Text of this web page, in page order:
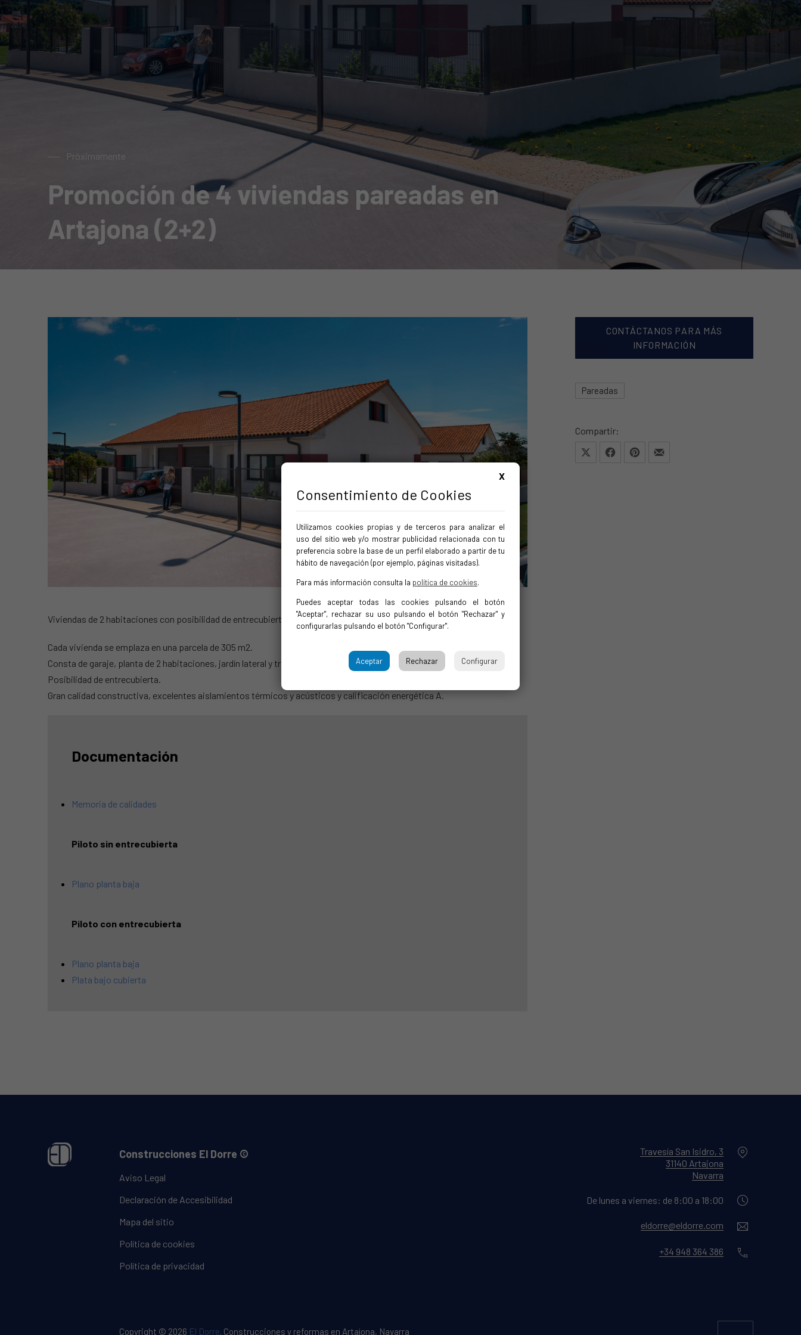
Próximamente
Promoción de 4 viviendas pareadas en
Artajona (2+2)
Viviendas de 2 habitaciones con posibilidad de entrecubierta.
Cada vivienda se emplaza en una parcela de 305 m2.
Consta de garaje, planta de 2 habitaciones, jardín lateral y trasero.
Posibilidad de entrecubierta.
Gran calidad constructiva, excelentes aislamientos térmicos y acústicos y calificación energética A.
Documentación
Memoria de calidades
Piloto sin entrecubierta
Plano planta baja
Piloto con entrecubierta
Plano planta baja
Plata bajo cubierta
CONTÁCTANOS PARA MÁS
INFORMACIÓN
Pareadas
Compartir:
Share on XShare on FacebookShare on Pinterest
Construcciones El Dorre ©
Aviso Legal
Declaración de Accesibilidad
Mapa del sitio
Política de cookies
Política de privacidad
Travesía San Isidro, 3
31140 Artajona
Navarra
De lunes a viernes: de 8:00 a 18:00
eldorre@eldorre.com
+34 948 364 386
Copyright © 2026 El Dorre. Construcciones y reformas en Artajona, Navarra
X
Consentimiento de Cookies
Utilizamos cookies propias y de terceros para analizar el
uso del sitio web y/o mostrar publicidad relacionada con tu
preferencia sobre la base de un perfil elaborado a partir de tu
hábito de navegación (por ejemplo, páginas visitadas).
Para más información consulta la política de cookies.
Puedes aceptar todas las cookies pulsando el botón
"Aceptar", rechazar su uso pulsando el botón "Rechazar" y
configurarlas pulsando el botón "Configurar".
Aceptar Rechazar Configurar